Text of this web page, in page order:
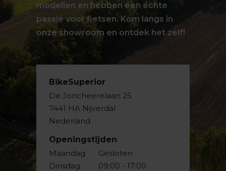
modellen en hebben een échte
passie voor fietsen. Kom langs in
onze showroom en ontdek het zelf!
BikeSuperior
De Joncheerelaan 25
7441 HA Nijverdal
Nederland
Openingstijden
Maandag
Dinsdag
Gesloten
09:00 - 17:00